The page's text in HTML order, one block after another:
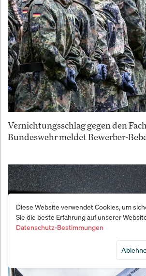
Vernichtungsschlag gegen den
Bundeswehr meldet Bewerber-
Diese Website verwendet Cookies, um
Sie die beste Erfahrung auf unserer
Datenschutz-Bestimmungen